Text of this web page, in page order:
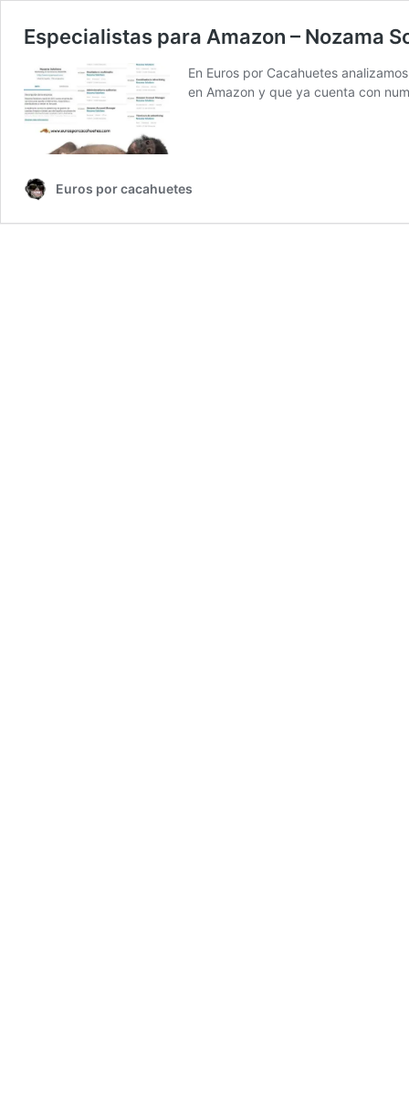
Especialistas para Amazon – Nozama
En Euros por Cacahuetes
en Amazon y que ya cuenta con
Euros por cacahuetes